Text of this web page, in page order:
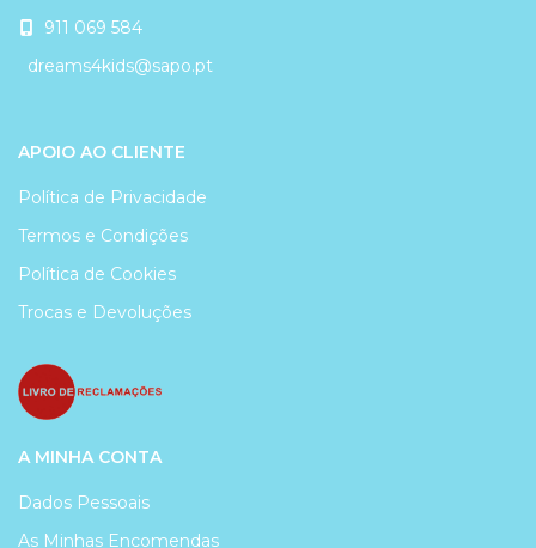
911 069 584
dreams4kids@sapo.pt
APOIO AO CLIENTE
Política de Privacidade
Termos e Condições
Política de Cookies
Trocas e Devoluções
A MINHA CONTA
Dados Pessoais
As Minhas Encomendas